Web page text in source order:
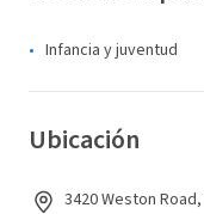
Infancia y juventud
Ubicación
3420 Weston